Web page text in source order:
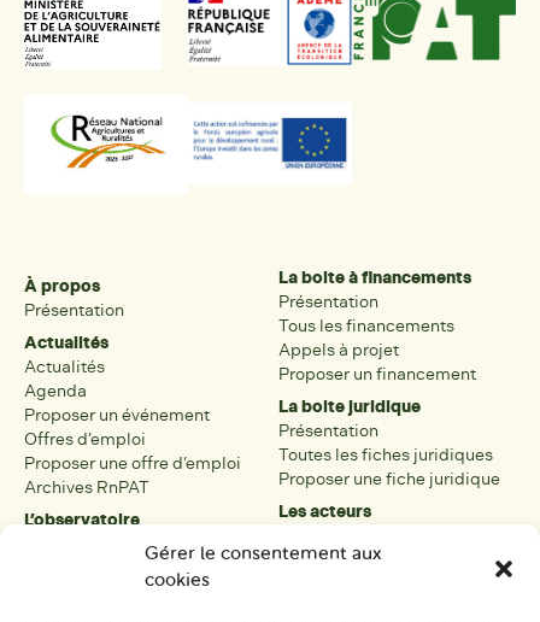
Gérer le consentement aux
cookies
À propos
Présentation
Actualités
Actualités
Agenda
Proposer un événement
Offres d’emploi
Proposer une offre d’emploi
Archives RnPAT
L’observatoire
Présentation de l’observatoire
La boite à financements
Présentation
Tous les financements
Appels à projet
Proposer un financement
La boite juridique
Présentation
Toutes les fiches juridiques
Proposer une fiche juridique
Les acteurs
Tous les acteurs